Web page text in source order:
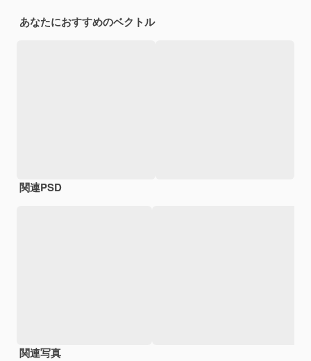
あなたにおすすめのベクトル
関連PSD
関連写真